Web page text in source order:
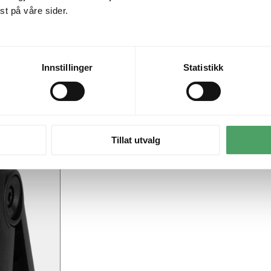
på våre sider.
Innstillinger Statistikk
Tillat utvalg